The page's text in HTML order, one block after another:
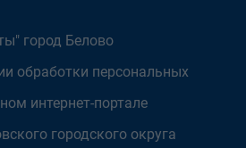
город Белово
обработки персональных
интернет-портале
городского округа